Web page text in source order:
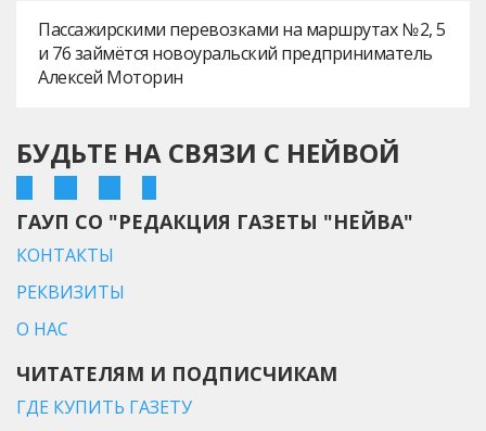
Пассажирскими перевозками на маршрутах № 2, 5
и 76 займётся новоуральский предприниматель
Алексей Моторин
БУДЬТЕ НА СВЯЗИ С НЕЙВОЙ
ГАУП СО "РЕДАКЦИЯ ГАЗЕТЫ "НЕЙВА"
КОНТАКТЫ
РЕКВИЗИТЫ
О НАС
ЧИТАТЕЛЯМ И ПОДПИСЧИКАМ
ГДЕ КУПИТЬ ГАЗЕТУ